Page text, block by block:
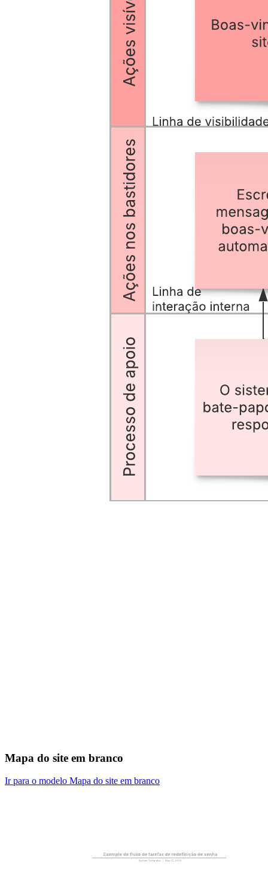
Com este modelo de planejamento de serviço no setor financeiro,
Enxerga os elos entre os serviços e processos que ocorrem na
Mostra as ineficiências ou pontos fracos do seu processo
Abra este modelo para ver o exemplo detalhado de um projeto de
serviço do setor financeiro, personalizável de acordo com seu caso
Modelos relacionados
Mapa do site em branco
Ir para o modelo Mapa do site em branco